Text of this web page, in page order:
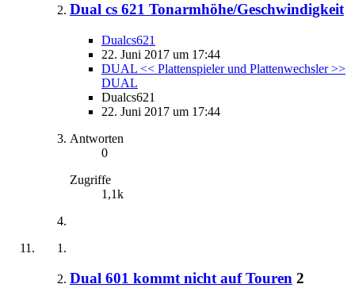
Dual cs 621 Tonarmhöhe/Geschwindigkeit
Dualcs621
22. Juni 2017 um 17:44
DUAL << Plattenspieler und Plattenwechsler >>
DUAL
Dualcs621
22. Juni 2017 um 17:44
Antworten
0
Zugriffe
1,1k
Dual 601 kommt nicht auf Touren 2